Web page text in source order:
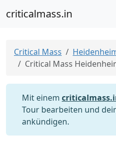
criticalmass.in
Critical Mass
Critical Mass
Mit einem
Tour bearbeiten und
ankündigen.